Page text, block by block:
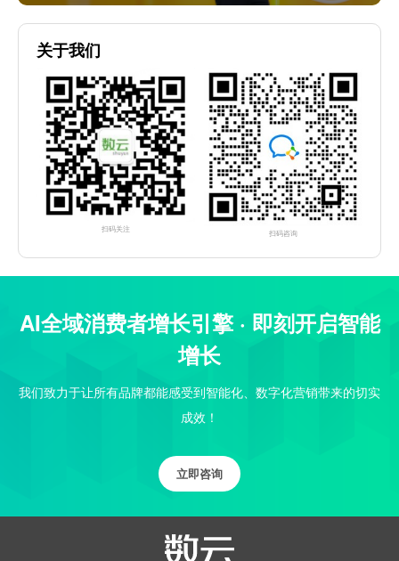
关于我们
扫码关注 扫码咨询
AI全域消费者增长引擎 · 即刻开启智能
增长
我们致力于让所有品牌都能感受到智能化、数字化营销带来的切实
成效！
立即咨询